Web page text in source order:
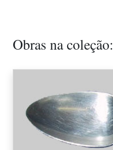
Obras na coleção: